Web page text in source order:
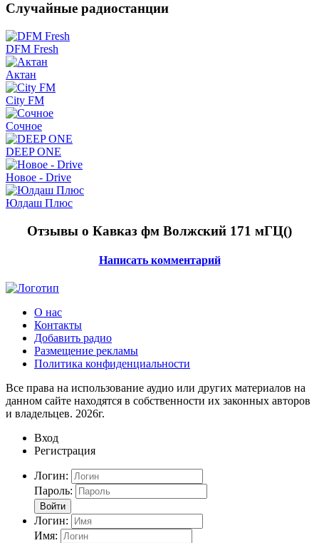
Случайные радиостанции
DFM Fresh
Актан
City FM
Сочное
DEEP ONE
Новое - Drive
Юлдаш Плюс
Отзывы о Кавказ фм Волжский 171 мГЦ()
Написать комментарий
О нас
Контакты
Добавить радио
Размещение рекламы
Политика конфиденциальности
Все права на использование аудио или других материалов на
данном сайте находятся в собственности их законных авторов
и владельцев. 2026г.
Вход
Регистрация
Логин:
Пароль:
Войти
Логин:
Имя: